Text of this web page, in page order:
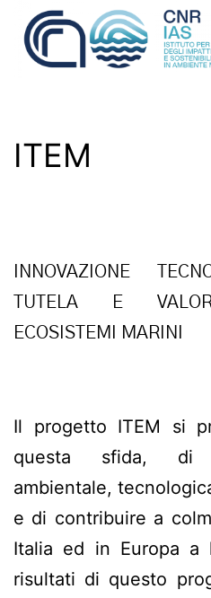
ITEM
INNOVAZIONE
TUTELA E
ECOSISTEMI MARINI
Il progetto ITEM si
questa sfida, di
ambientale,
e di contribuire a
Italia ed in Europa a
risultati di questo